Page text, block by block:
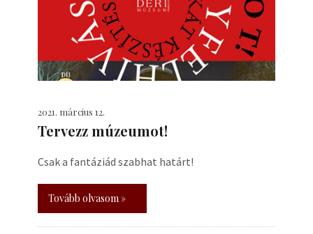
2021. március 12.
Tervezz múzeumot!
Csak a fantáziád szabhat határt!
Tovább olvasom »